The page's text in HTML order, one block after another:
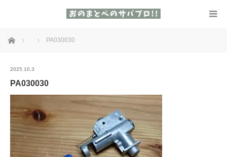
ホーム PA030030
2025.10.3
PA030030